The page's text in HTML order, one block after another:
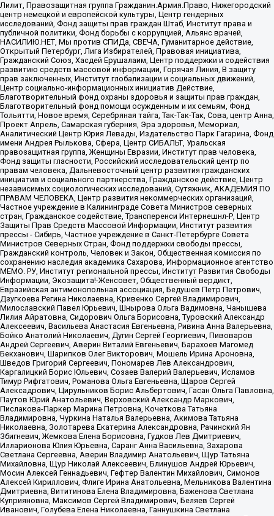
Лилит, Правозащитная группа Гражданин.Армия.Право, Нижегородский
центр немецкой и европейской культуры, Центр гендерных
исследований, Фонд защиты прав граждан Штаб, Институт права и
публичной политики, Фонд борьбы с коррупцией, Альянс врачей,
НАСИЛИЮ.НЕТ, Мы против СПИДа, СВЕЧА, Гуманитарное действие,
Открытый Петербург, Лига Избирателей, Правовая инициатива,
Гражданский Союз, Хасдей Ерушалаим, Центр поддержки и содействия
развитию средств массовой информации, Горячая Линия, В защиту
прав заключенных, Институт глобализации и социальных движений,
Центр социально-информационных инициатив Действие,
Благотворительный фонд охраны здоровья и защиты прав граждан,
Благотворительный фонд помощи осужденным и их семьям, Фонд
Тольятти, Новое время, Серебряная тайга, Так-Так-Так, Сова, центр Анна,
Проект Апрель, Самарская губерния, Эра здоровья, Мемориал,
Аналитический Центр Юрия Левады, Издательство Парк Гагарина, Фонд
имени Андрея Рылькова, Сфера, Центр СИБАЛЬТ, Уральская
правозащитная группа, Женщины Евразии, Институт прав человека,
Фонд защиты гласности, Российский исследовательский центр по
правам человека, Дальневосточный центр развития гражданских
инициатив и социального партнерства, Гражданское действие, Центр
независимых социологических исследований, Сутяжник, АКАДЕМИЯ ПО
ПРАВАМ ЧЕЛОВЕКА, Центр развития некоммерческих организаций,
Частное учреждение в Калининграде Совета Министров северных
стран, Гражданское содействие, Трансперенси Интернешнл-Р, Центр
Защиты Прав Средств Массовой Информации, Институт развития
прессы - Сибирь, Частное учреждение в Санкт-Петербурге Совета
Министров Северных Стран, Фонд поддержки свободы прессы,
Гражданский контроль, Человек и Закон, Общественная комиссия по
сохранению наследия академика Сахарова, Информационное агентство
МЕМО. РУ, Институт региональной прессы, Институт Развития Свободы
Информации, Экозащита!-Женсовет, Общественный вердикт,
Евразийская антимонопольная ассоциация, Бедушев Петр Петрович,
Дзугкоева Регина Николаевна, Кривенко Сергей Владимирович,
Милославский Павел Юрьевич, Шнырова Ольга Вадимовна, Чанышева
Лилия Айратовна, Сидорович Ольга Борисовна, Туровский Александр
Алексеевич, Васильева Анастасия Евгеньевна, Ривина Анна Валерьевна,
Бойко Анатолий Николаевич, Дугин Сергей Георгиевич, Пивоваров
Андрей Сергеевич, Аверин Виталий Евгеньевич, Барахоев Магомед
Бекханович, Шарипков Олег Викторович, Мошель Ирина Ароновна,
Шведов Григорий Сергеевич, Пономарев Лев Александрович,
Каргалицкий Борис Юльевич, Созаев Валерий Валерьевич, Исламов
Тимур Рифгатович, Романова Ольга Евгеньевна, Щаров Сергей
Алексадрович, Цирульников Борис Альбертович, Гасан Ольга Павловна,
Паутов Юрий Анатольевич, Верховский Александр Маркович,
Пислакова-Паркер Марина Петровна, Кочеткова Татьяна
Владимировна, Чуркина Наталья Валерьевна, Акимова Татьяна
Николаевна, Золотарева Екатерина Александровна, Рачинский Ян
Збигневич, Жемкова Елена Борисовна, Гудков Лев Дмитриевич,
Илларионова Юлия Юрьевна, Саранг Анна Васильевна, Захарова
Светлана Сергеевна, Аверин Владимир Анатольевич, Щур Татьяна
Михайловна, Щур Николай Алексеевич, Блинушов Андрей Юрьевич,
Мосин Алексей Геннадьевич, Гефтер Валентин Михайлович, Симонов
Алексей Кириллович, Флиге Ирина Анатольевна, Мельникова Валентина
Дмитриевна, Вититинова Елена Владимировна, Баженова Светлана
Куприяновна, Максимов Сергей Владимирович, Беляев Сергей
Иванович, Голубева Елена Николаевна, Ганнушкина Светлана